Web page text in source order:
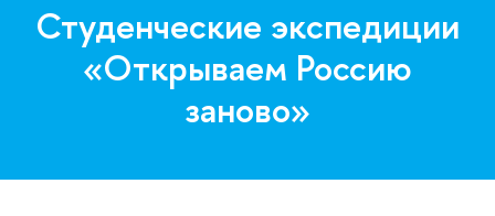
Студенческие экспедиции
«Открываем Россию
заново»